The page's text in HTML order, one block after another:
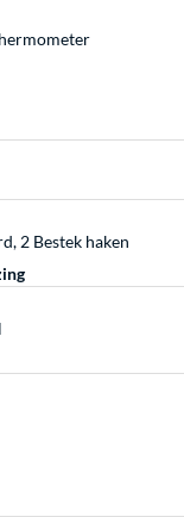
2 Bestek haken